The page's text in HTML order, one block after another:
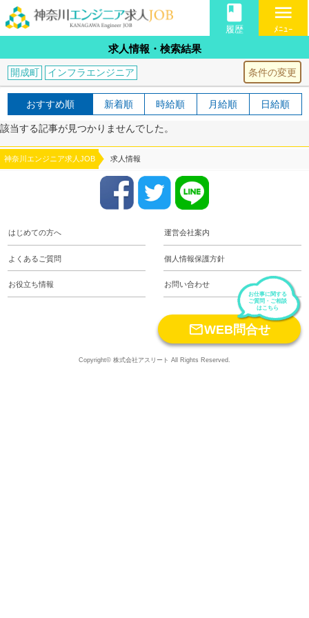
book
履歴
menu
ﾒﾆｭｰ
求人情報・検索結果
条件の変更
開成町 インフラエンジニア
おすすめ順 新着順 時給順 月給順 日給順
該当する記事が見つかりませんでした。
神奈川エンジニア求人JOB 求人情報
はじめての方へ 運営会社案内
よくあるご質問 個人情報保護方針
お役立ち情報 お問い合わせ
お仕事に関する
ご質問・ご相談
はこちら
WEB問合せ
Copyright© 株式会社アスリート All Rights Reserved.